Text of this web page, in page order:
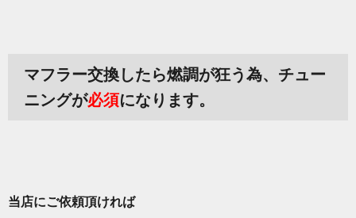
マフラー交換したら燃調が狂う為、チュー
ニングが必須になります。
当店にご依頼頂ければ